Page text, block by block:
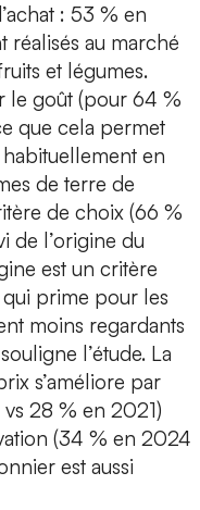
: 53 % en
réalisés au marché
et légumes.
le goût (pour 64 %
que cela permet
en
de terre de
de choix (66 %
de l’origine du
est un critère
qui prime pour les
moins regardants
l’étude. La
s’améliore par
28 % en 2021)
(34 % en 2024
est aussi